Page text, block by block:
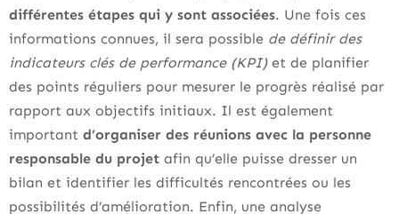
différentes étapes qui y sont associées. Une fois ces
informations connues, il sera possible de définir des
indicateurs clés de performance (KPI)et de planifier
des points réguliers pour mesurer le progrès réalisé par
rapport aux objectifs initiaux. Il est également
important d’organiser des réunions avec la personne
responsable du projet afin qu’elle puisse dresser un
bilan et identifier les difficultés rencontrées ou les
possibilités d’amélioration. Enfin, une analyse